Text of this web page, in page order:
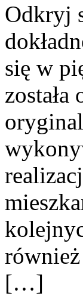
Odkryj
się w
[…]